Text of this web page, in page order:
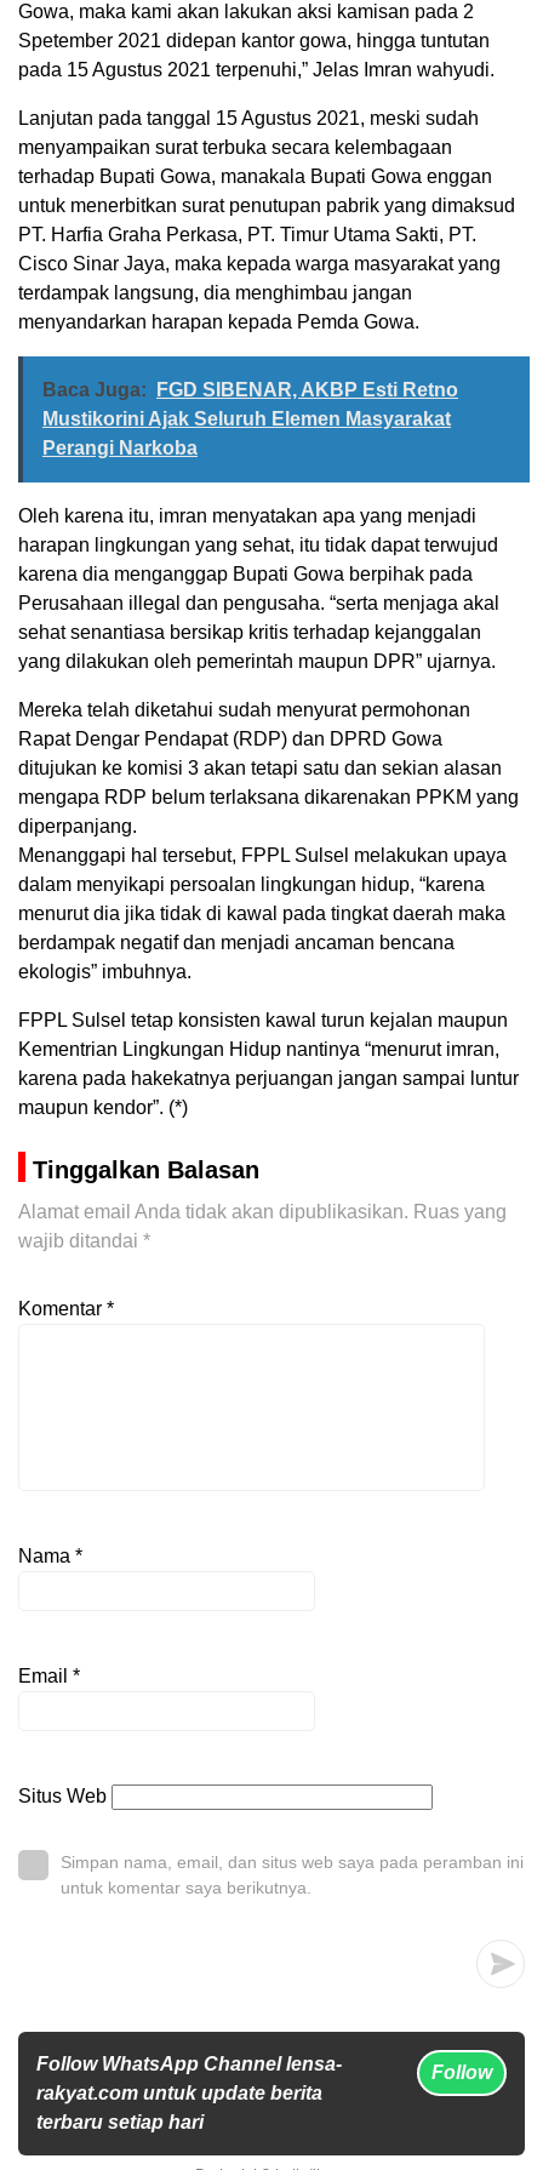
Gowa, maka kami akan lakukan aksi kamisan pada 2
Spetember 2021 didepan kantor gowa, hingga tuntutan
pada 15 Agustus 2021 terpenuhi,” Jelas Imran wahyudi.
Lanjutan pada tanggal 15 Agustus 2021, meski sudah
menyampaikan surat terbuka secara kelembagaan
terhadap Bupati Gowa, manakala Bupati Gowa enggan
untuk menerbitkan surat penutupan pabrik yang dimaksud
PT. Harfia Graha Perkasa, PT. Timur Utama Sakti, PT.
Cisco Sinar Jaya, maka kepada warga masyarakat yang
terdampak langsung, dia menghimbau jangan
menyandarkan harapan kepada Pemda Gowa.
Baca Juga:
FGD SIBENAR, AKBP Esti Retno
Mustikorini Ajak Seluruh Elemen Masyarakat
Perangi Narkoba
Oleh karena itu, imran menyatakan apa yang menjadi
harapan lingkungan yang sehat, itu tidak dapat terwujud
karena dia menganggap Bupati Gowa berpihak pada
Perusahaan illegal dan pengusaha. “serta menjaga akal
sehat senantiasa bersikap kritis terhadap kejanggalan
yang dilakukan oleh pemerintah maupun DPR” ujarnya.
Mereka telah diketahui sudah menyurat permohonan
Rapat Dengar Pendapat (RDP) dan DPRD Gowa
ditujukan ke komisi 3 akan tetapi satu dan sekian alasan
mengapa RDP belum terlaksana dikarenakan PPKM yang
diperpanjang.
Menanggapi hal tersebut, FPPL Sulsel melakukan upaya
dalam menyikapi persoalan lingkungan hidup, “karena
menurut dia jika tidak di kawal pada tingkat daerah maka
berdampak negatif dan menjadi ancaman bencana
ekologis” imbuhnya.
FPPL Sulsel tetap konsisten kawal turun kejalan maupun
Kementrian Lingkungan Hidup nantinya “menurut imran,
karena pada hakekatnya perjuangan jangan sampai luntur
maupun kendor”. (*)
Tinggalkan Balasan
Alamat email Anda tidak akan dipublikasikan. Ruas yang
wajib ditandai *
Komentar *
Nama *
Email *
Situs Web
Simpan nama, email, dan situs web saya pada peramban ini
untuk komentar saya berikutnya.
Follow WhatsApp Channel lensa-
rakyat.com untuk update berita
terbaru setiap hari
Follow